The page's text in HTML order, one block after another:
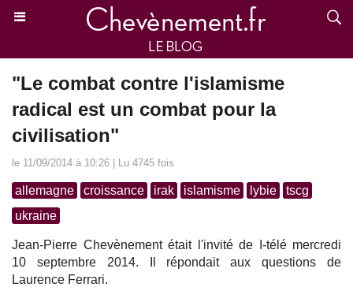
"Le combat contre l'islamisme
radical est un combat pour la
civilisation"
le 11/09/2014 à 10:26 | Lu 4745 fois
allemagne croissance irak islamisme lybie
tscg
ukraine
Jean-Pierre Chevènement était l'invité de I-télé mercredi
10 septembre 2014. Il répondait aux questions de
Laurence Ferrari.